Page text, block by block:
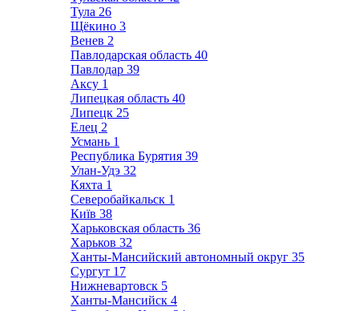
Тула 26
Щёкино 3
Венев 2
Павлодарская область 40
Павлодар 39
Аксу 1
Липецкая область 40
Липецк 25
Елец 2
Усмань 1
Республика Бурятия 39
Улан-Удэ 32
Кяхта 1
Северобайкальск 1
Київ 38
Харьковская область 36
Харьков 32
Ханты-Мансийский автономный округ 35
Сургут 17
Нижневартовск 5
Ханты-Мансийск 4